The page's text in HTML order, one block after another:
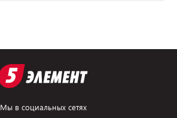
Мы в социальных сетях